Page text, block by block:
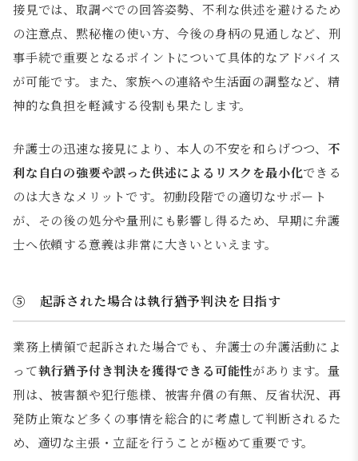
接見では、取調べでの回答姿勢、不利な供述を避けるため
の注意点、黙秘権の使い方、今後の身柄の見通しなど、刑
事手続で重要となるポイントについて具体的なアドバイス
が可能です。また、家族への連絡や生活面の調整など、精
神的な負担を軽減する役割も果たします。
弁護士の迅速な接見により、本人の不安を和らげつつ、 不
利な自白の強要や誤った供述によるリスクを最小化できる
のは大きなメリットです。初動段階での適切なサポート
が、その後の処分や量刑にも影響し得るため、早期に弁護
士へ依頼する意義は非常に大きいといえます。
⑤ 起訴された場合は執行猶予判決を目指す
業務上横領で起訴された場合でも、弁護士の弁護活動によ
って執行猶予付き判決を獲得できる可能性があります。量
刑は、被害額や犯行態様、被害弁償の有無、反省状況、再
発防止策など多くの事情を総合的に考慮して判断されるた
め、適切な主張・立証を行うことが極めて重要です。